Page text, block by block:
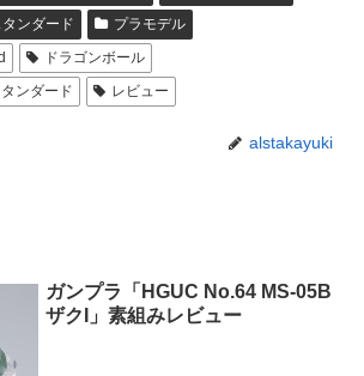
ンダード
プラモデル
ドラゴンボール
ンダード
レビュー
alstakayuki
ガンプラ「HGUC No.64 MS-05B
ザクI」素組みレビュー